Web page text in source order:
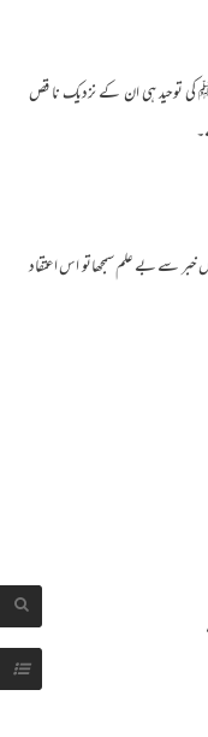
توحید ہی ان کے نزدیک نا قص
سے بے علم سمجھاتو اس اعتقاد